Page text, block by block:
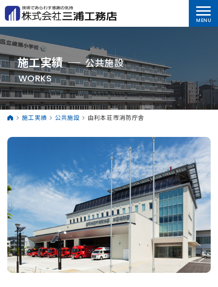
施工実績 公共施設
WORKS
施工実績 公共施設 由利本荘市消防庁舎